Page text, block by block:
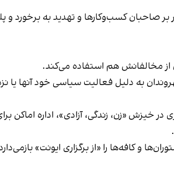
صاحبان کسب‌وکارها و تهدید به برخورد و
از مخالفانش هم استفاده می‌کند.
به دلیل فعالیت سیاسی خود آنها یا
مثال در آذر ۱۴۰۱ و همزمان با اعتراضات سراسری در خیزش «زن،
و کافه‌ها را «از برگزاری ایونت»